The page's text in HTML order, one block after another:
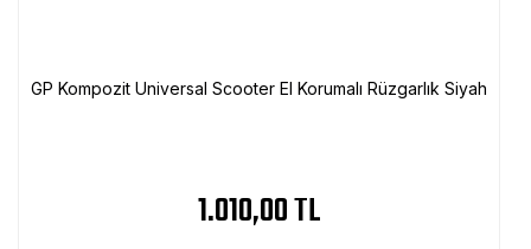
GP Kompozit Universal Scooter El Korumalı Rüzgarlık Siyah
1.010,00 TL